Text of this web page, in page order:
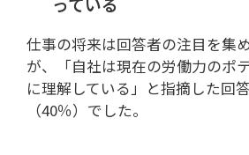
仕事の将来は回答者の注目を集
が、「自社は現在の労働力のポ
に理解している」と指摘した回
（40％）でした。